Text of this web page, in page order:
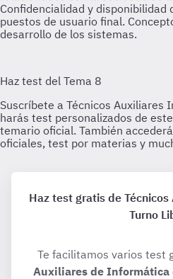
Haz test gratis de
Turno
Te facilitamos varios test
Auxiliares de